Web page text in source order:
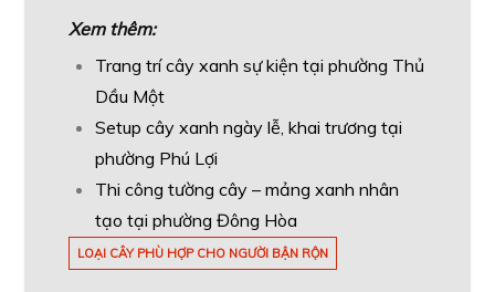
Xem thêm:
Trang trí cây xanh sự kiện tại phường Thủ
Dầu Một
Setup cây xanh ngày lễ, khai trương tại
phường Phú Lợi
Thi công tường cây – mảng xanh nhân
tạo tại phường Đông Hòa
LOẠI CÂY PHÙ HỢP CHO NGƯỜI BẬN RỘN